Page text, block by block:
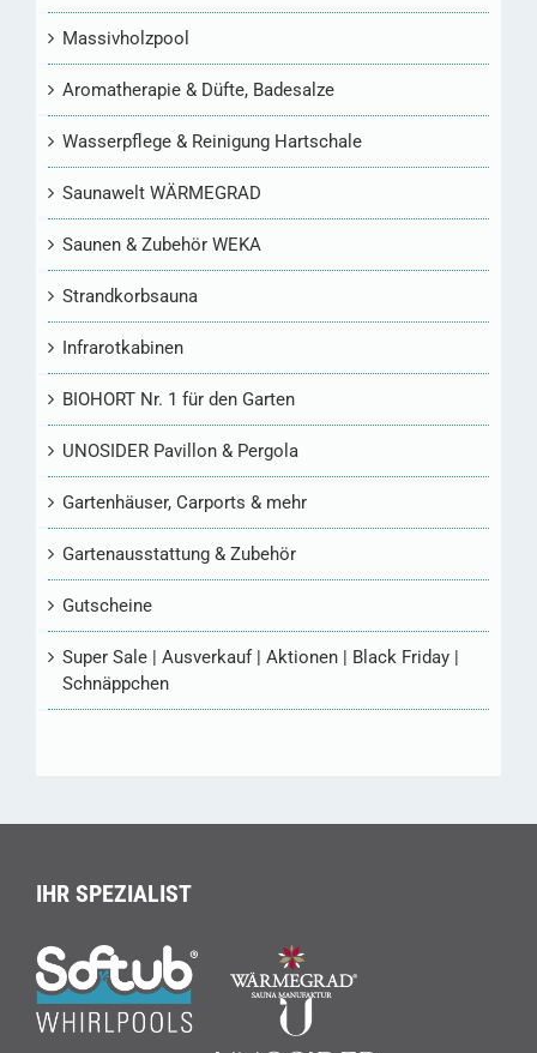
Massivholzpool
Aromatherapie & Düfte, Badesalze
Wasserpflege & Reinigung Hartschale
Saunawelt WÄRMEGRAD
Saunen & Zubehör WEKA
Strandkorbsauna
Infrarotkabinen
BIOHORT Nr. 1 für den Garten
UNOSIDER Pavillon & Pergola
Gartenhäuser, Carports & mehr
Gartenausstattung & Zubehör
Gutscheine
Super Sale | Ausverkauf | Aktionen | Black Friday |
Schnäppchen
IHR SPEZIALIST